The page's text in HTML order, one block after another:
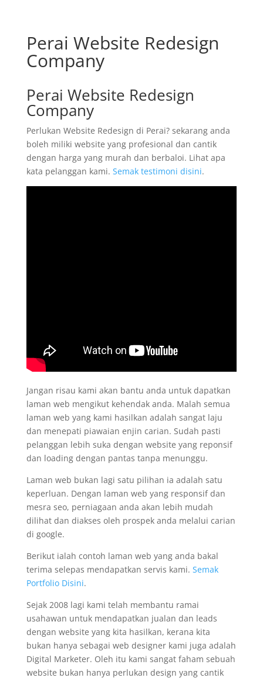
Perai Website Redesign
Company
Perai Website Redesign
Company
Perlukan Website Redesign di Perai? sekarang anda
boleh miliki website yang profesional dan cantik
dengan harga yang murah dan berbaloi. Lihat apa
kata pelanggan kami. Semak testimoni disini.
Jangan risau kami akan bantu anda untuk dapatkan
laman web mengikut kehendak anda. Malah semua
laman web yang kami hasilkan adalah sangat laju
dan menepati piawaian enjin carian. Sudah pasti
pelanggan lebih suka dengan website yang reponsif
dan loading dengan pantas tanpa menunggu.
Laman web bukan lagi satu pilihan ia adalah satu
keperluan. Dengan laman web yang responsif dan
mesra seo, perniagaan anda akan lebih mudah
dilihat dan diakses oleh prospek anda melalui carian
di google.
Berikut ialah contoh laman web yang anda bakal
terima selepas mendapatkan servis kami. Semak
Portfolio Disini.
Sejak 2008 lagi kami telah membantu ramai
usahawan untuk mendapatkan jualan dan leads
dengan website yang kita hasilkan, kerana kita
bukan hanya sebagai web designer kami juga adalah
Digital Marketer. Oleh itu kami sangat faham sebuah
website bukan hanya perlukan design yang cantik